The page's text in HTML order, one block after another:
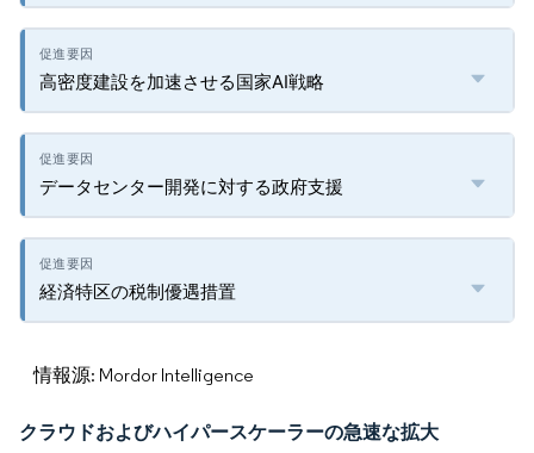
高密度建設を加速させる国家AI戦略
データセンター開発に対する政府支援
経済特区の税制優遇措置
情報源: Mordor Intelligence
クラウドおよびハイパースケーラーの急速な拡大